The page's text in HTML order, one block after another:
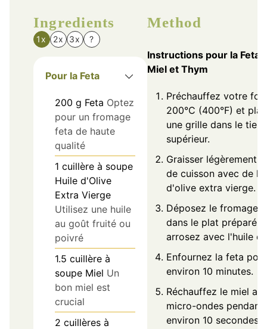
Ingredients
1x 2x 3x ?
Pour la Feta
200 g Feta Optez
pour un fromage
feta de haute
qualité
1 cuillère à soupe
Huile d'Olive
Extra Vierge
Utilisez une huile
au goût fruité ou
poivré
1.5 cuillère à
soupe Miel Un
bon miel est
crucial
2 cuillères à
Method
Instructions pour la Feta
Miel et Thym
Préchauffez votre
200°C (400°F) et
une grille dans le tiers
supérieur.
Graisser légèrement
de cuisson avec de
d'olive extra vierge.
Déposez le fromage
dans le plat préparé
arrosez avec l'huile
Enfournez la feta pour
environ 10 minutes.
Réchauffez le miel au
micro-ondes pendant
environ 10 secondes.